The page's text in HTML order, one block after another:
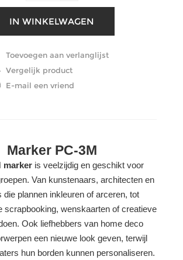
Marker PC-3M
markeris veelzijdig en geschikt voor
Van kunstenaars, architecten en
die plannen inkleuren of arceren, tot
scrapbooking, wenskaarten of creatieve
Ook liefhebbers van home deco
een nieuwe look geven, terwijl
hun borden kunnen personaliseren.